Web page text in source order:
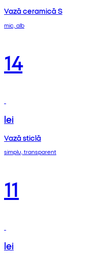
Vază ceramică S
mic, alb
14
lei
Vază sticlă
simplu, transparent
11
lei